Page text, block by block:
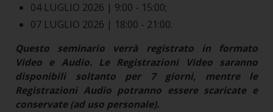
04 LUGLIO 2026 | 9:00 - 15:00;
07 LUGLIO 2026 | 18:00 - 21:00.
Questo seminario verrà registrato in formato
Video e Audio. Le Registrazioni Video saranno
disponibili soltanto per 7 giorni, mentre le
Registrazioni Audio potranno essere scaricate e
conservate (ad uso personale).